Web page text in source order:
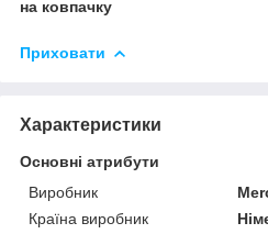
на ковпачку
Приховати
Характеристики
Основні атрибути
Виробник
Країна виробник